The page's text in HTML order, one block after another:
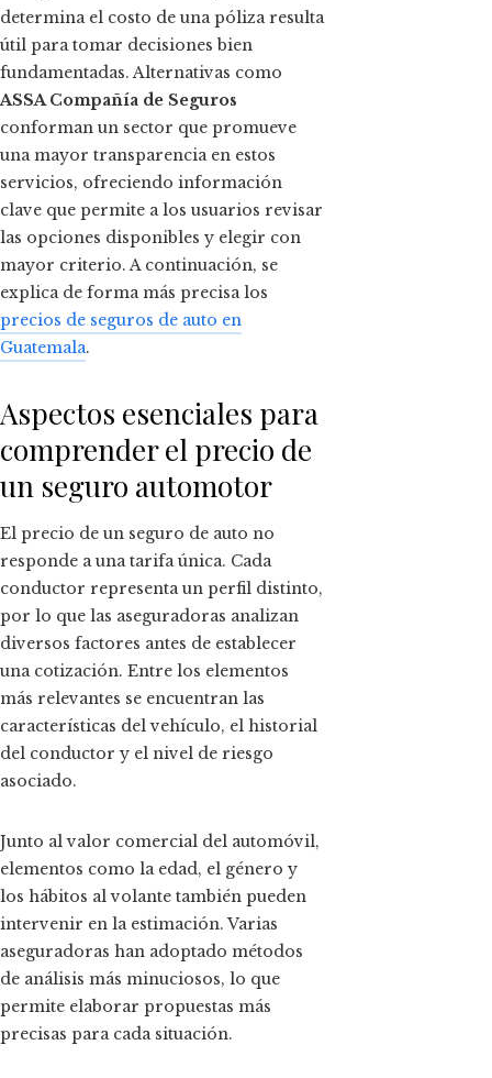
determina el costo de una póliza resulta
útil para tomar decisiones bien
fundamentadas. Alternativas como
ASSA Compañía de Seguros
conforman un sector que promueve
una mayor transparencia en estos
servicios, ofreciendo información
clave que permite a los usuarios revisar
las opciones disponibles y elegir con
mayor criterio. A continuación, se
explica de forma más precisa los
precios de seguros de auto en
Guatemala.
Aspectos esenciales para
comprender el precio de
un seguro automotor
El precio de un seguro de auto no
responde a una tarifa única. Cada
conductor representa un perfil distinto,
por lo que las aseguradoras analizan
diversos factores antes de establecer
una cotización. Entre los elementos
más relevantes se encuentran las
características del vehículo, el historial
del conductor y el nivel de riesgo
asociado.
Junto al valor comercial del automóvil,
elementos como la edad, el género y
los hábitos al volante también pueden
intervenir en la estimación. Varias
aseguradoras han adoptado métodos
de análisis más minuciosos, lo que
permite elaborar propuestas más
precisas para cada situación.